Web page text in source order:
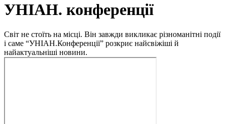
УНІАН. конференції
Світ не стоїть на місці. Він завжди викликає різноманітні події
і саме “УНІАН.Конференції” розкриє найсвіжіші й
найактуальніші новини.